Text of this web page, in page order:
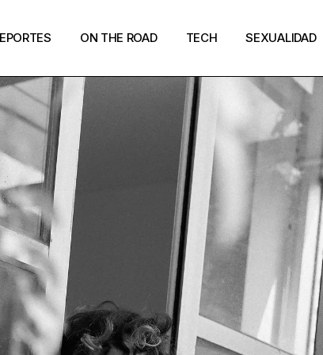
ON THE ROAD TECH SEXUALIDAD